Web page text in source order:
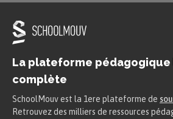
La plateforme pédagogique
complète
SchoolMouv est la 1ere plateforme de
Retrouvez des milliers de ressources